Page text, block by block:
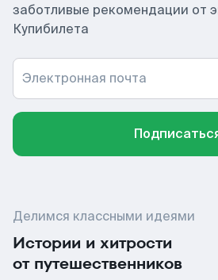
заботливые рекомендации от
Купибилета
Электронная почта
Делимся классными идеями
Истории и хитрости
от путешественников